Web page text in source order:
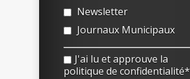
Newsletter
Journaux Municipaux
J'ai lu et approuve la
politique de confidentialité*